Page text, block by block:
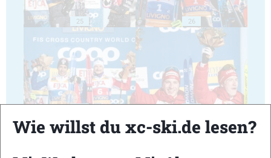
25 26
Wie willst du xc-ski.de lesen?